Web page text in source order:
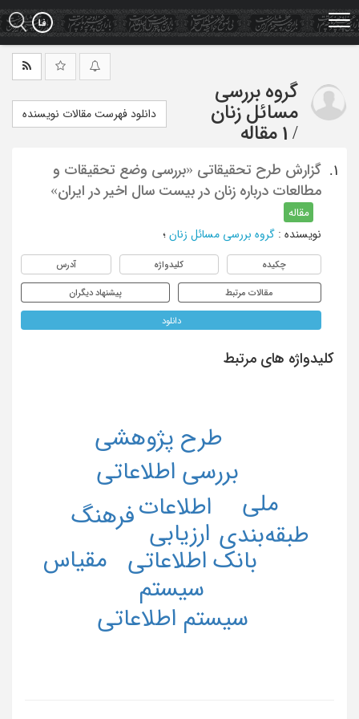
Skip
to
main
گروه بررسی
مسائل زنان
/ 1 مقاله
دانلود فهرست مقالات نویسنده
1.
گزارش طرح تحقیقاتی «بررسی وضع تحقیقات و
مطالعات درباره زنان در بیست سال اخیر در ایران»
مقاله
نویسنده : گروه بررسی مسائل زنان ؛
چکیده کلیدواژه آدرس
مقالات مرتبط پیشنهاد دیگران
دانلود
کلیدواژه های مرتبط
ارزیابی
اطلاعات
بانک اطلاعاتی
بررسی اطلاعاتی
سیستم
سیستم اطلاعاتی
طبقه‌بندی
طرح پژوهشی
فرهنگ
مقیاس
ملی